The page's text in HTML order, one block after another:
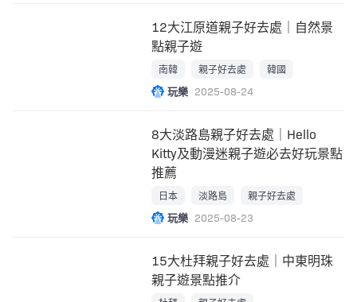
12大江原道親子好去處｜自然景
點親子遊
南韓 親子好去處 韓國
玩樂 2025-08-24
8大淡路島親子好去處｜Hello
Kitty及動漫迷親子遊必去好玩景點
推薦
日本 淡路島 親子好去處
玩樂 2025-08-23
15大杜拜親子好去處｜中東明珠
親子遊景點推介